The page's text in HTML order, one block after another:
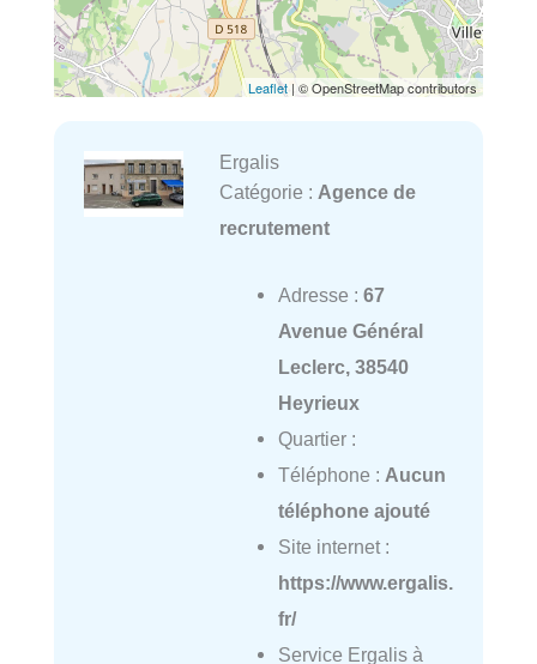
Leaflet | © OpenStreetMap contributors
Ergalis
Catégorie : Agence de
recrutement
Adresse : 67
Avenue Général
Leclerc, 38540
Heyrieux
Quartier :
Téléphone : Aucun
téléphone ajouté
Site internet :
https://www.ergalis.
fr/
Service Ergalis à